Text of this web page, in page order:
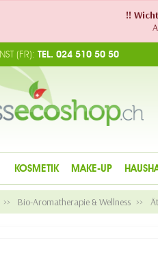
!!
(FR): TEL. 024 510 50 50
KOSMETIK MAKE-UP
Bio-Aromatherapie & Wellness